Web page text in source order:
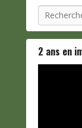
Recherche
2 ans en